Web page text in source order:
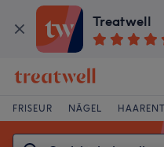
Treatwell
FRISEUR NÄGEL